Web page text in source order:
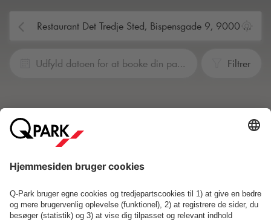
Udfyld datoen for at booke din parkering Filtrer